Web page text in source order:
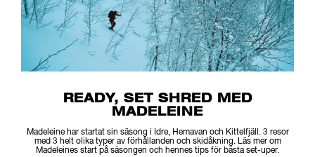
READY, SET SHRED MED
MADELEINE
Madeleine har startat sin säsong i Idre, Hemavan och Kittelfjäll. 3 resor
med 3 helt olika typer av förhållanden och skidåkning. Läs mer om
Madeleines start på säsongen och hennes tips för bästa set-uper.